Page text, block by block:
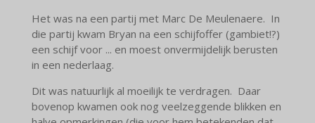
Het was na een partij met Marc De Meulenaere. In
die partij kwam Bryan na een schijfoffer (gambiet!?)
een schijf voor ... en moest onvermijdelijk berusten
in een nederlaag.
Dit was natuurlijk al moeilijk te verdragen. Daar
bovenop kwamen ook nog veelzeggende blikken en